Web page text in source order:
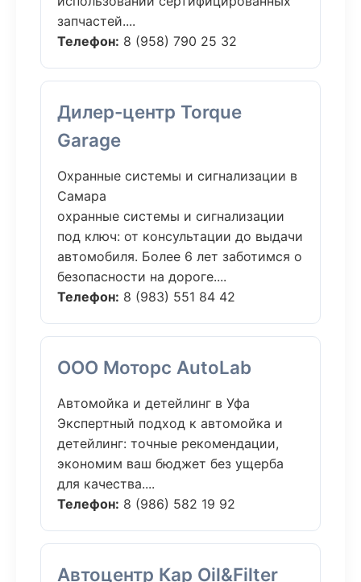
запчастей....
Телефон: 8 (958) 790 25 32
Дилер-центр Torque
Garage
Охранные системы и сигнализации в
Самара
охранные системы и сигнализации
под ключ: от консультации до выдачи
автомобиля. Более 6 лет заботимся о
безопасности на дороге....
Телефон: 8 (983) 551 84 42
ООО Моторс AutoLab
Автомойка и детейлинг в Уфа
Экспертный подход к автомойка и
детейлинг: точные рекомендации,
экономим ваш бюджет без ущерба
для качества....
Телефон: 8 (986) 582 19 92
Автоцентр Кар Oil&Filter